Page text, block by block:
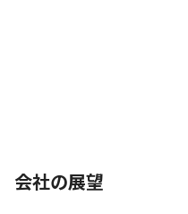
会社の展望